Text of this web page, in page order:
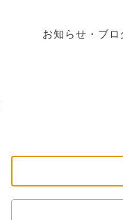
お知らせ・ブロ